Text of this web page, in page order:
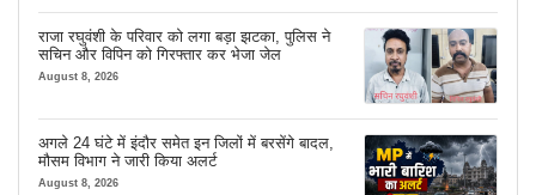
राजा रघुवंशी के परिवार को लगा बड़ा झटका, पुलिस ने
सचिन और विपिन को गिरफ्तार कर भेजा जेल
August 8, 2026
अगले 24 घंटे में इंदौर समेत इन जिलों में बरसेंगे बादल,
मौसम विभाग ने जारी किया अलर्ट
August 8, 2026